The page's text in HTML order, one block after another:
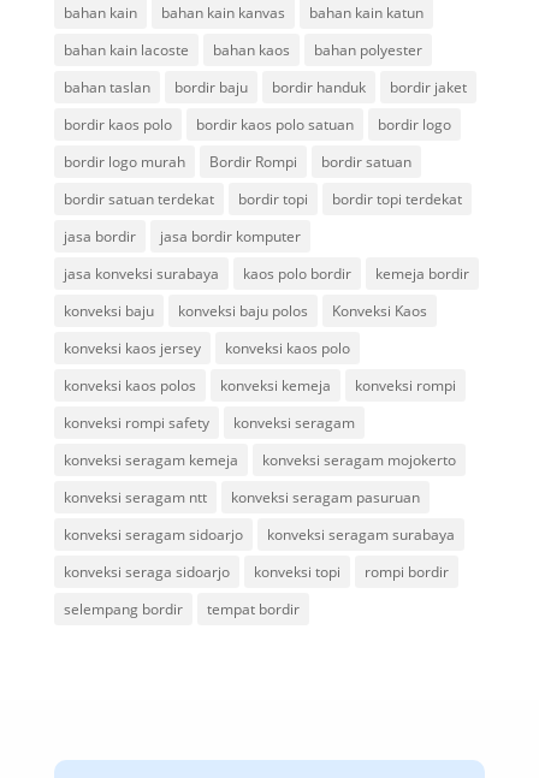
bahan kain bahan kain kanvas
bahan kain katun
bahan kain lacoste
bahan kaos
bahan polyester
bahan taslan
bordir baju bordir handuk
bordir jaket
bordir kaos polo
bordir kaos polo satuan
bordir logo
bordir logo murah
Bordir Rompi
bordir satuan
bordir satuan terdekat
bordir topi
bordir topi terdekat
jasa bordir
jasa bordir komputer
jasa konveksi surabaya
kaos polo bordir
kemeja bordir
konveksi baju
konveksi baju polos
Konveksi Kaos
konveksi kaos jersey
konveksi kaos polo
konveksi kaos polos
konveksi kemeja
konveksi rompi
konveksi rompi safety
konveksi seragam
konveksi seragam kemeja
konveksi seragam mojokerto
konveksi seragam ntt
konveksi seragam pasuruan
konveksi seragam sidoarjo
konveksi seragam surabaya
konveksi seraga sidoarjo
konveksi topi
rompi bordir
selempang bordir
tempat bordir